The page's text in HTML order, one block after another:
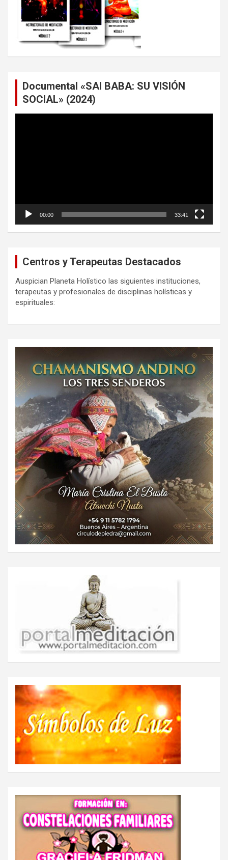
Documental «SAI BABA: SU VISIÓN
SOCIAL» (2024)
00:00 33:41
Centros y Terapeutas Destacados
Auspician Planeta Holístico las siguientes instituciones,
terapeutas y profesionales de disciplinas holísticas y
espirituales: